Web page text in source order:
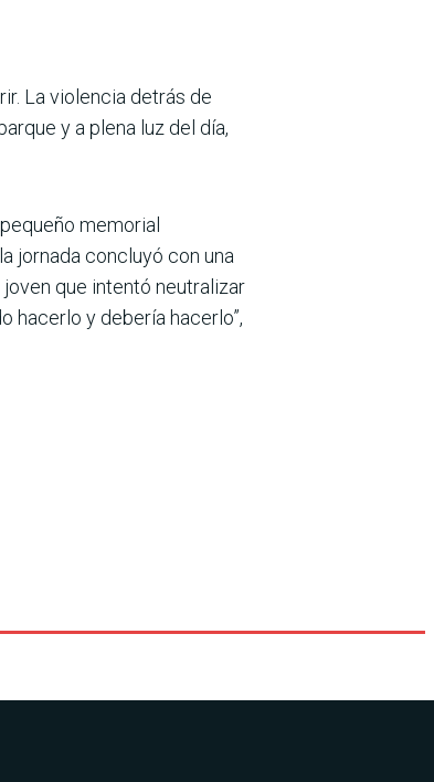
La violencia detrás de
y a plena luz del día,
memorial
jornada concluyó con una
que intentó neutralizar
hacerlo y debería hacerlo”,